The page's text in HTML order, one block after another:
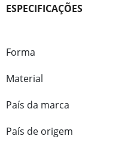
ESPECIFICAÇÕES
Forma
Material
País da marca
País de origem